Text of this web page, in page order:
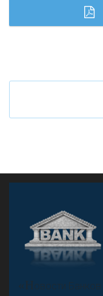
Что будет с
«Н
овости